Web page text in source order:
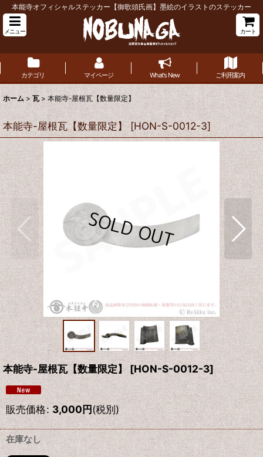
本能寺オフィシャルステッカー【御歌頭氏画】墨絵のイラストのステッカー
メニュー カート
カテゴリ マイページ What's New ご利用案内
ホーム > 瓦 > 本能寺-屋根瓦【数量限定】
本能寺-屋根瓦【数量限定】 [HON-S-0012-3]
本能寺-屋根瓦【数量限定】[HON-S-0012-3]
販売価格: 3,000円(税別)
在庫なし